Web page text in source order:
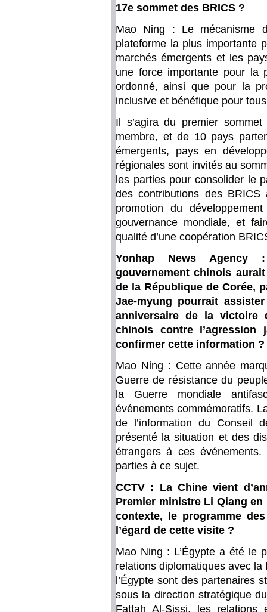
17e sommet des BRICS ?
Mao Ning : Le mécanisme
plateforme la plus importante
marchés émergents et les
une force importante pour la
ordonné, ainsi que pour la
inclusive et bénéfique pour
Il s’agira du premier sommet
membre, et de 10 pays
émergents, pays en
régionales sont invités au
les parties pour consolider le
des contributions des
promotion du
gouvernance mondiale, et
qualité d’une coopération
Yonhap News Agency
gouvernement chinois
de la République de Corée,
Jae-myung pourrait
anniversaire de la victoire
chinois contre l’agression
confirmer cette information ?
Mao Ning : Cette année
Guerre de résistance du
la Guerre mondiale
événements commémoratifs.
de l’information du Conseil
présenté la situation et des
étrangers à ces
parties à ce sujet.
CCTV : La Chine vient
Premier ministre Li Qiang
contexte, le programme
l’égard de cette visite ?
Mao Ning : L’Égypte a été le
relations diplomatiques avec
l’Égypte sont des partenaires
sous la direction stratégique
Fattah Al-Sissi, les